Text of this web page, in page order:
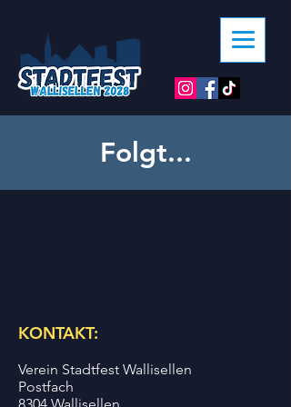
Folgt...
KONTAKT:
Verein Stadtfest Wallisellen
Postfach